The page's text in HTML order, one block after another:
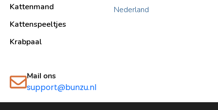
Kattenmand
Kattenspeeltjes
Krabpaal​
Nederland
Mail ons
support@bunzu.nl